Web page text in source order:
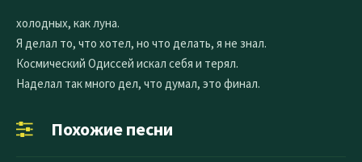
холодных, как луна.
Я делал то, что хотел, но что делать, я не знал.
Космический Одиссей искал себя и терял.
Наделал так много дел, что думал, это финал.
Похожие песни